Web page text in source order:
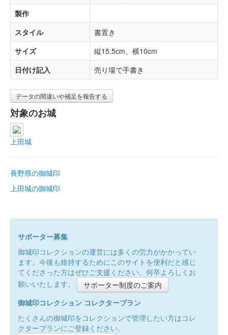
製作
スタイル
書置き
サイズ
縦15.5cm、横10cm
日付け記入
売り場で手書き
データの間違いや補足を報告する
対象のお城
上田城
長野県の御城印
上田城の御城印
サポーター募集
御城印コレクションの運営には多くの労力がかかってい
ます。今後も維持するためにこのサイトを便利だと感じ
てくださった方はぜひご支援ください。何卒よろしくお
願いいたします。
サポーター制度のご案内
御城印コレクション コレクタープラン
たくさんの御城印をコレクションで管理したい方はコレ
クタープランにご登録ください。